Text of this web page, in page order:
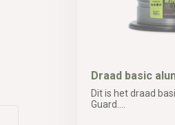
Draad basic
Dit is het draad
Guard....